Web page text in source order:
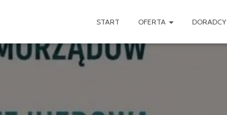
START OFERTA DORADCY